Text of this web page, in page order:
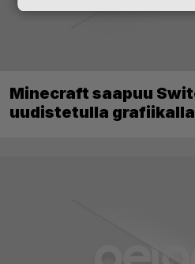
Minecraft saapuu
uudistetulla grafiikalla